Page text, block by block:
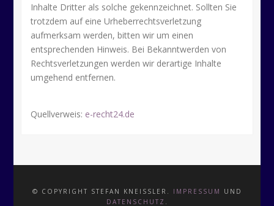
Inhalte Dritter als solche gekennzeichnet. Sollten Sie
trotzdem auf eine Urheberrechtsverletzung
aufmerksam werden, bitten wir um einen
entsprechenden Hinweis. Bei Bekanntwerden von
Rechtsverletzungen werden wir derartige Inhalte
umgehend entfernen.
Quellverweis: e-recht24.de
© COPYRIGHT STEFAN KNEISSLER. IMPRESSUM
UND
DATENSCHUTZ .